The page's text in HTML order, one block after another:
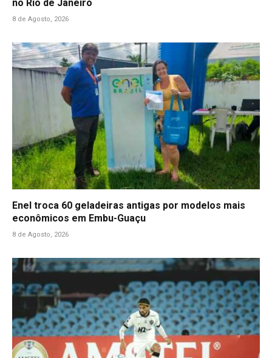
no Rio de Janeiro
8 de Agosto, 2026
Enel troca 60 geladeiras antigas por modelos mais
econômicos em Embu-Guaçu
8 de Agosto, 2026